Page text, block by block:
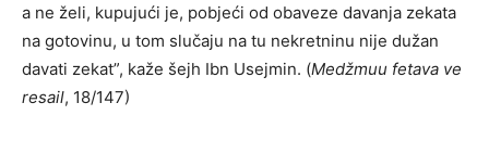
a ne želi, kupujući je, pobjeći od obaveze davanja zekata
na gotovinu, u tom slučaju na tu nekretninu nije dužan
davati zekat”, kaže šejh Ibn Usejmin. (Medžmuu fetava ve
resail, 18/147)